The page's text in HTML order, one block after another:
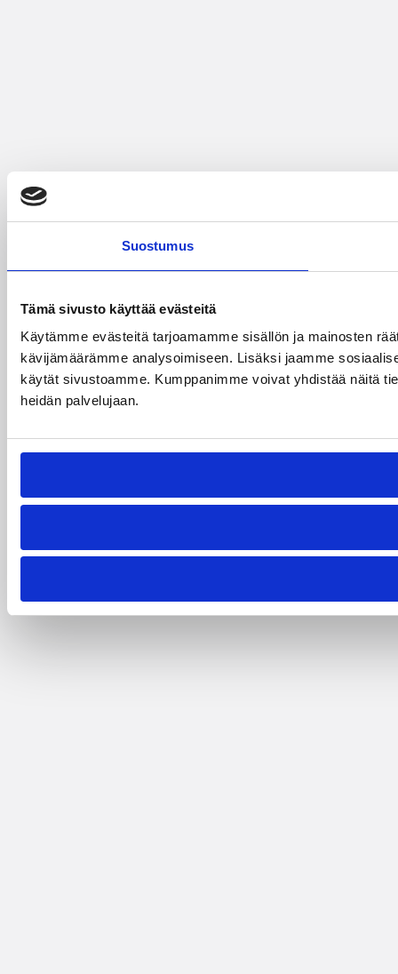
Suostumus
Tämä sivusto käyttää evästeitä
Käytämme evästeitä tarjoamamme sisällön ja mainosten
kävijämäärämme analysoimiseen. Lisäksi jaamme
käytät sivustoamme. Kumppanimme voivat yhdistää näitä
heidän palvelujaan.